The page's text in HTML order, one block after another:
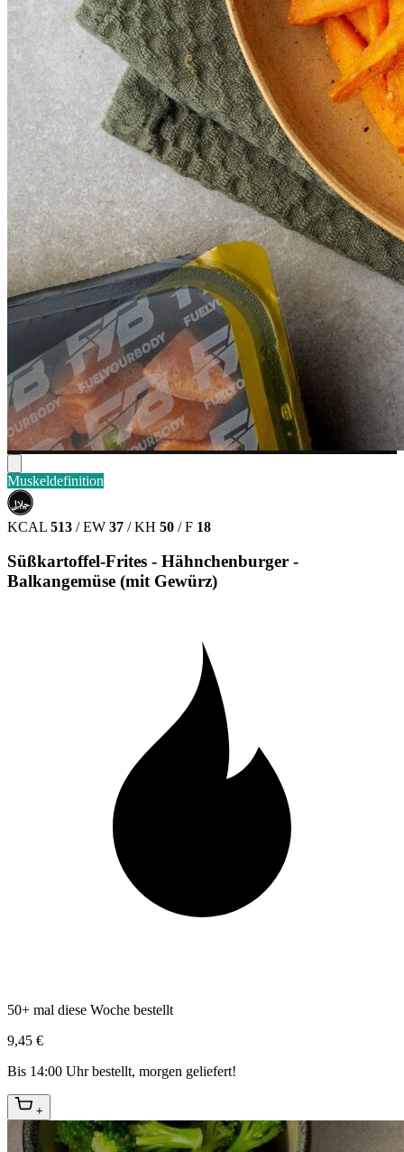
Muskeldefinition
حلال
HALAL
KCAL 513 / EW 37 / KH 50 / F 18
Süßkartoffel-Frites - Hähnchenburger -
Balkangemüse (mit Gewürz)
50+ mal diese Woche bestellt
9,45 €
Bis 14:00 Uhr bestellt, morgen geliefert!
+